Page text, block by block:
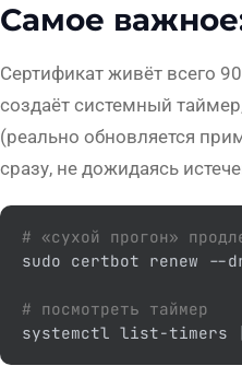
Самое
Сертификат живёт всего
создаёт системный
(реально обновляется
сразу, не дожидаясь
# «сухой прогон»
sudo certbot renew --
# посмотреть таймер
systemctl list-timers